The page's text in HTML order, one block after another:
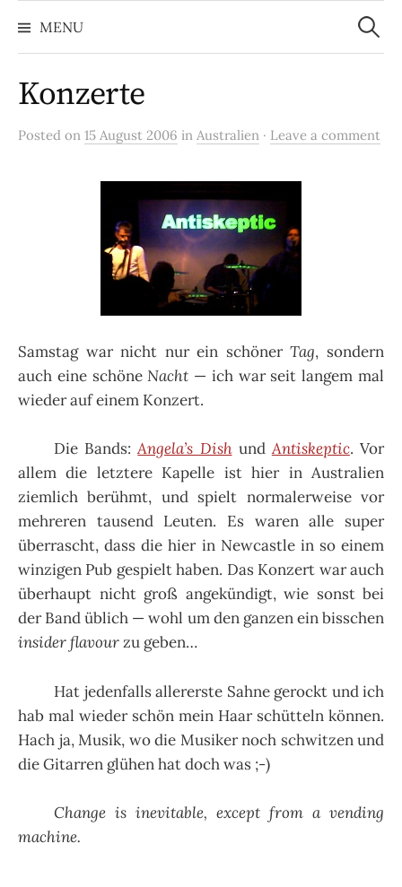
to
content
MENU
Search
for:
Konzerte
Posted on 15 August 2006 in Australien · Leave a comment
Samstag war nicht nur ein schönerTag, sondern
auch eine schöneNacht — ich war seit langem mal
wieder auf einem Konzert.
Die Bands:Angela’s DishundAntiskeptic. Vor
allem die letztere Kapelle ist hier in Australien
ziemlich berühmt, und spielt normalerweise vor
mehreren tausend Leuten. Es waren alle super
überrascht, dass die hier in Newcastle in so einem
winzigen Pub gespielt haben. Das Konzert war auch
überhaupt nicht groß angekündigt, wie sonst bei
der Band üblich — wohl um den ganzen ein bisschen
insider flavourzu geben…
Hat jedenfalls allererste Sahne gerockt und ich
hab mal wieder schön mein Haar schütteln können.
Hach ja, Musik, wo die Musiker noch schwitzen und
die Gitarren glühen hat doch was ;-)
Change is inevitable, except from a vending
machine.